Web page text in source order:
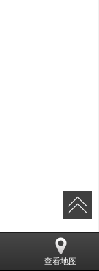
查看地图